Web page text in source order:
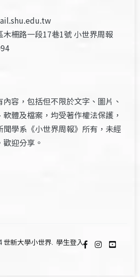
木柵路一段17巷1號 小世界周報
容，包括但不限於文字、圖片、
體及檔案，均受著作權法保護，
學系《小世界周報》所有，未經
迎分享。
世新大學小世界. 學生登入